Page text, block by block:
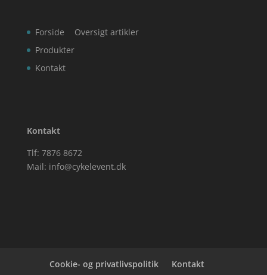
Forside
Produkter
Kontakt
Oversigt artikler
Kontakt
Tlf: 7876 8672
Mail: info@cykelevent.dk
Cookie- og privatlivspolitik Kontakt